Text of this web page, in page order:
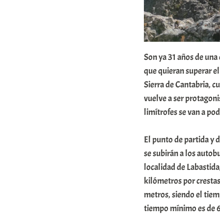
Son ya 31 años de
que quieran superar
Sierra de Cantabria,
vuelve a ser
limítrofes se van a
El punto de partida y
se subirán a los
localidad de
kilómetros por
metros, siendo el
tiempo mínimo es de